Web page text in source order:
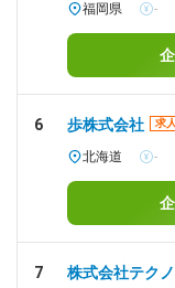
福岡県 -
6 歩株式会社 求
北海道 -
7
株式会社テク